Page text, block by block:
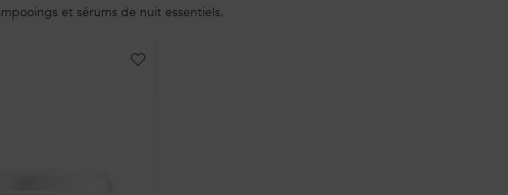
et sérums de nuit essentiels.